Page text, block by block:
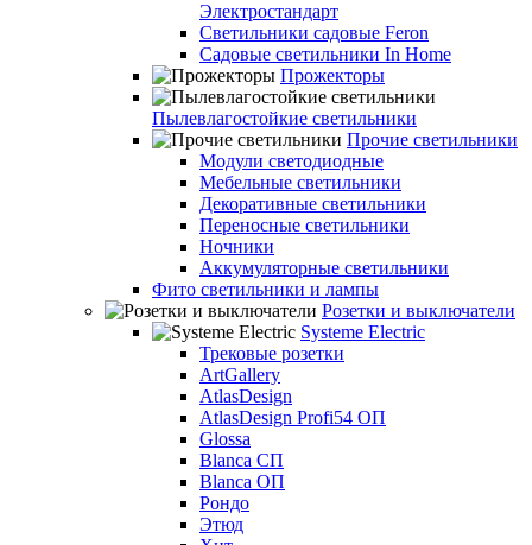
Электростандарт
Светильники садовые Feron
Садовые светильники In Home
Прожекторы
Пылевлагостойкие светильники
Прочие светильники
Модули светодиодные
Мебельные светильники
Декоративные светильники
Переносные светильники
Ночники
Аккумуляторные светильники
Фито светильники и лампы
Розетки и выключатели
Systeme Electric
Трековые розетки
ArtGallery
AtlasDesign
AtlasDesign Profi54 ОП
Glossa
Blanca СП
Blanca ОП
Рондо
Этюд